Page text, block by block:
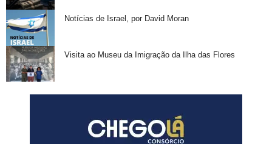
Notícias de Israel, por David Moran
Visita ao Museu da Imigração da Ilha das Flores